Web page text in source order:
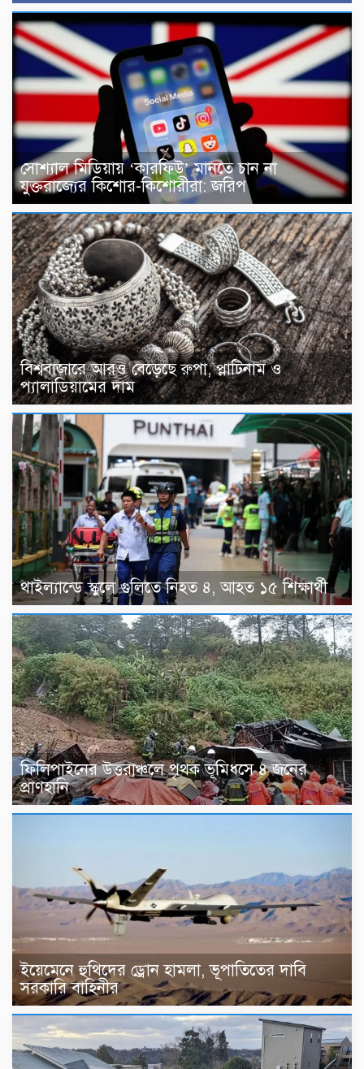
সোশ্যাল মিডিয়ায় ‘কারফিউ’ মানতে চান না
যুক্তরাজ্যের কিশোর-কিশোরীরা: জরিপ
বিশ্ববাজারে আরও বেড়েছে রুপা, প্লাটিনাম ও
প্যালাডিয়ামের দাম
থাইল্যান্ডে স্কুলে গুলিতে নিহত ৪, আহত ১৫ শিক্ষার্থী
ফিলিপাইনের উত্তরাঞ্চলে পৃথক ভূমিধসে ৪ জনের
প্রাণহানি
ইয়েমেনে হুথিদের ড্রোন হামলা, ভূপাতিতের দাবি
সরকারি বাহিনীর